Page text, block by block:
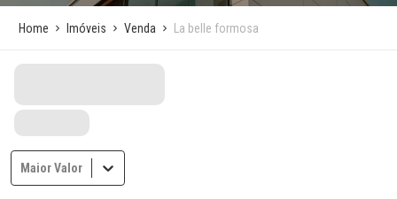
Home Imóveis Venda La belle formosa
Maior Valor